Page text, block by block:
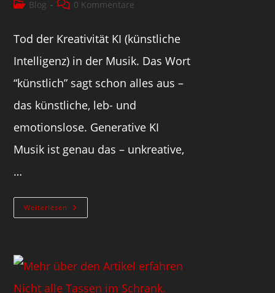
Blog
0 Kommentare
Tod der Kreativität KI (künstliche
Intelligenz) in der Musik. Das Wort
“künstlich” sagt schon alles aus –
das künstliche, leb- und
emotionslose. Generative KI
Musik ist genau das – unkreative,
…
Weiterlesen